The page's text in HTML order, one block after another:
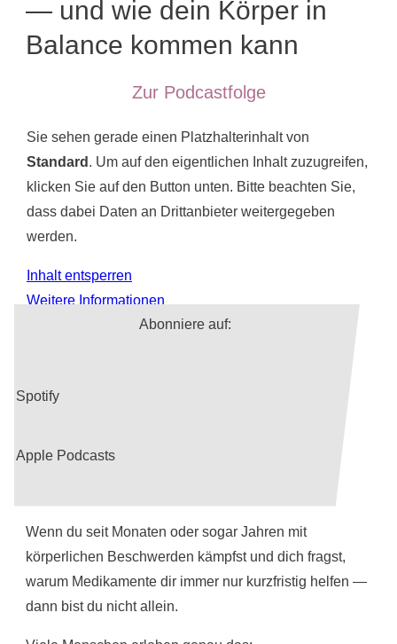
o
o
e
n
— und wie dein Körper in
Balance kommen kann
Zur Podcastfolge
Sie sehen gerade einen Platzhalterinhalt von
Standard . Um auf den eigentlichen Inhalt zuzugreifen,
klicken Sie auf den Button unten. Bitte beachten Sie,
dass dabei Daten an Drittanbieter weitergegeben
werden.
Inhalt entsperren
Weitere Informationen
Abonniere auf:
Spotify
Apple Podcasts
Wenn du seit Monaten oder sogar Jahren mit
körperlichen Beschwerden kämpfst und dich fragst,
warum Medikamente dir immer nur kurzfristig helfen —
dann bist du nicht allein.